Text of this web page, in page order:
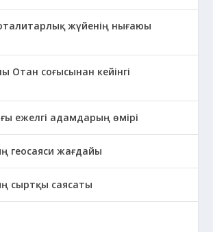
жүйенің нығаюы
Отан соғысынан кейінгі
ежелгі адамдарың өмірі
геосаяси жағдайы
сыртқы саясаты